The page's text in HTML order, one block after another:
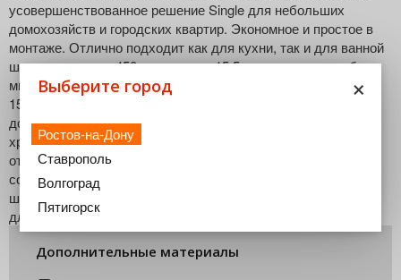
усовершенствованное решение Single для небольших
домохозяйств и городских квартир. Экономное и простое в
монтаже. Отлично подходит как для кухни, так и для ванной
ширина корпуса: 450 мм вариант 15,5 л. монтажная глубина:
мин. 280 мм. монтажная высота: мин. 450 мм. объем ведра:
15,5 л. двусторонний монтаж простой монтаж возможность
дооснащения в любое время углубление в крышке для
хранения мусорных пакетов крышка автоматически
откидывается при открывании фасада (дверцы) система
совместима со всеми стандартными демпфирующими
шарнирами емкость, крышка и крепление легко снимаются
для очистки и промывки
Дополнительные материалы
×
Выберите город
Ростов-на-Дону
Ставрополь
Волгоград
Пятигорск